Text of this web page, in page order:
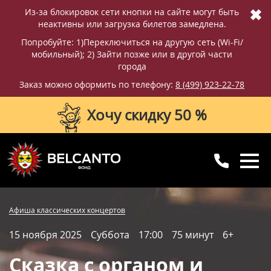
Из-за блокировок сети кнопки на сайте могут быть
неактивны или загрузка билетов замедлена.
Попробуйте: 1)Переключиться на другую сеть (Wi-Fi/
мобильный); 2) Зайти позже или в другой части
города
Заказ можно оформить по телефону: 8 (499) 923-22-78
✖
Хочу скидку 50 %
с 10:00 до 20:00
8 (800) 770-09-71
Фотографии Отзывы
Вопросы и ответы Схема зала
Афиша классических концертов
15 ноября 2025 Суббота 17:00 75 минут 6+
Сказка с органом и